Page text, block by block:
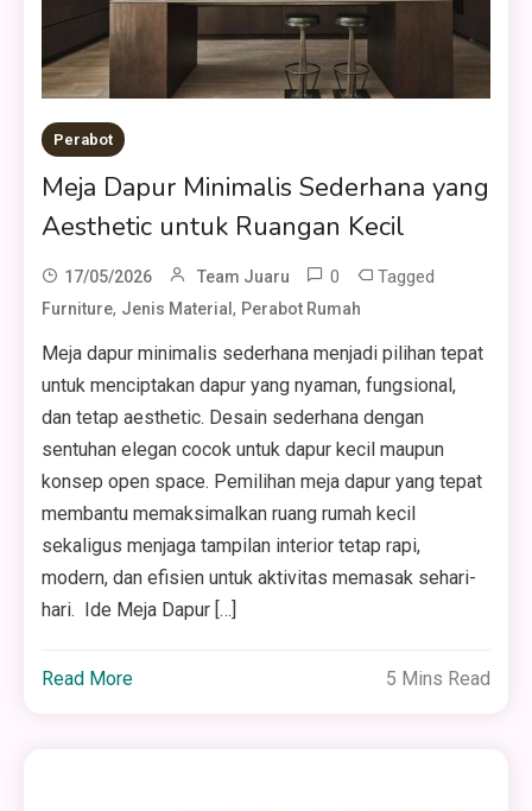
Perabot
Meja Dapur Minimalis Sederhana yang
Aesthetic untuk Ruangan Kecil
17/05/2026 Team Juaru 0 Tagged
Furniture, Jenis Material, Perabot Rumah
Meja dapur minimalis sederhana menjadi pilihan tepat
untuk menciptakan dapur yang nyaman, fungsional,
dan tetap aesthetic. Desain sederhana dengan
sentuhan elegan cocok untuk dapur kecil maupun
konsep open space. Pemilihan meja dapur yang tepat
membantu memaksimalkan ruang rumah kecil
sekaligus menjaga tampilan interior tetap rapi,
modern, dan efisien untuk aktivitas memasak sehari-
hari. Ide Meja Dapur […]
Read More 5 Mins Read